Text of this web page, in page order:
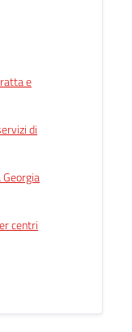
e
di
centri